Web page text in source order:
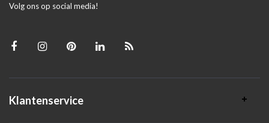
Volg ons op social media!
Klantenservice